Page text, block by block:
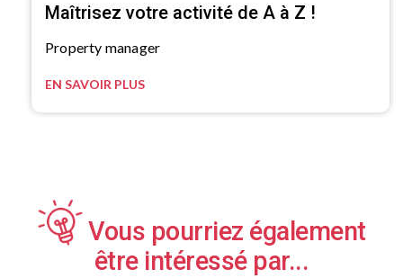
Maîtrisez votre activité de A à Z !
Property manager
EN SAVOIR PLUS
Vous pourriez également
être intéressé par...